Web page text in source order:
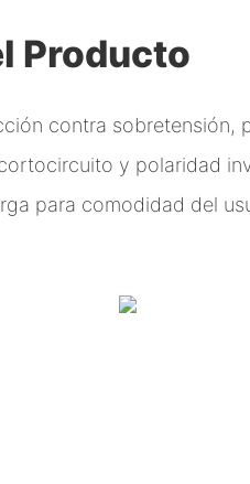
Producto
contra sobretensión,
y polaridad
para comodidad del